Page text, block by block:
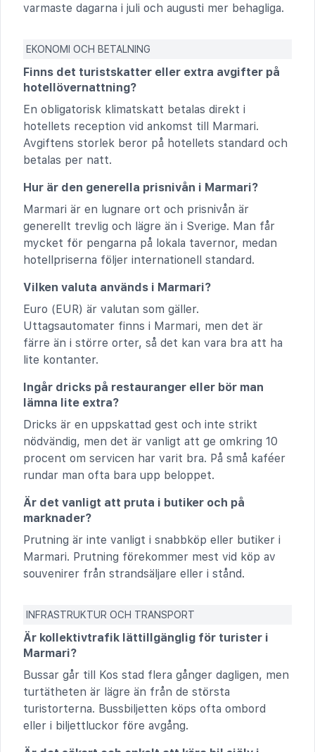
varmaste dagarna i juli och augusti mer behagliga.
EKONOMI OCH BETALNING
Finns det turistskatter eller extra avgifter på
hotellövernattning?
En obligatorisk klimatskatt betalas direkt i
hotellets reception vid ankomst till Marmari.
Avgiftens storlek beror på hotellets standard och
betalas per natt.
Hur är den generella prisnivån i Marmari?
Marmari är en lugnare ort och prisnivån är
generellt trevlig och lägre än i Sverige. Man får
mycket för pengarna på lokala tavernor, medan
hotellpriserna följer internationell standard.
Vilken valuta används i Marmari?
Euro (EUR) är valutan som gäller.
Uttagsautomater finns i Marmari, men det är
färre än i större orter, så det kan vara bra att ha
lite kontanter.
Ingår dricks på restauranger eller bör man
lämna lite extra?
Dricks är en uppskattad gest och inte strikt
nödvändig, men det är vanligt att ge omkring 10
procent om servicen har varit bra. På små kaféer
rundar man ofta bara upp beloppet.
Är det vanligt att pruta i butiker och på
marknader?
Prutning är inte vanligt i snabbköp eller butiker i
Marmari. Prutning förekommer mest vid köp av
souvenirer från strandsäljare eller i stånd.
INFRASTRUKTUR OCH TRANSPORT
Är kollektivtrafik lättillgänglig för turister i
Marmari?
Bussar går till Kos stad flera gånger dagligen, men
turtätheten är lägre än från de största
turistorterna. Bussbiljetten köps ofta ombord
eller i biljettluckor före avgång.